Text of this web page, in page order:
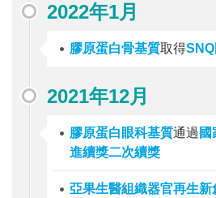
2022年1月
膠原蛋白骨基質取得
2021年12月
膠原蛋白眼科基質通過
進續獎二次續獎
亞果生醫組織器官再生新